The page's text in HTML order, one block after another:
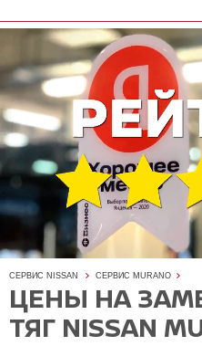
СЕРВИС NISSAN СЕРВИС MURANO
ЦЕНЫ НА
ТЯГ NISSAN